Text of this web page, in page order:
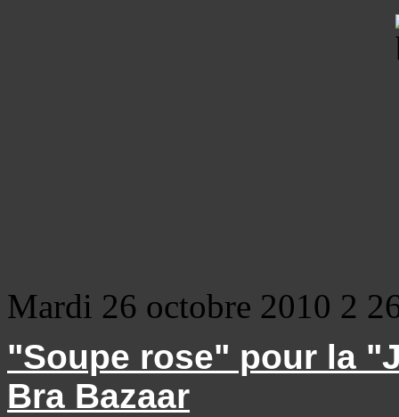
Mardi 26 octobre 2010 2
"Soupe rose" pour la
Bra Bazaar